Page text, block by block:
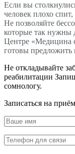
Если вы
человек плохо
Не позволяйте
которые так нужны
Центре «Медицина
готовы
Не откладывайте
реабилитации
сомнологу.
Записаться на приём